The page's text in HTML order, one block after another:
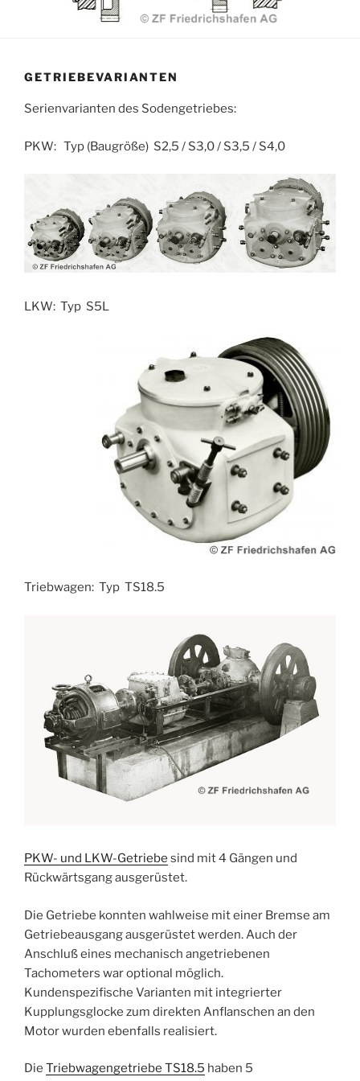
GETRIEBEVARIANTEN
Serienvarianten des Sodengetriebes:
PKW: Typ (Baugröße) S2,5 / S3,0 / S3,5 / S4,0
LKW: Typ S5L
Triebwagen: Typ TS18.5
PKW- und LKW-Getriebe sind mit 4 Gängen und
Rückwärtsgang ausgerüstet.
Die Getriebe konnten wahlweise mit einer Bremse am
Getriebeausgang ausgerüstet werden. Auch der
Anschluß eines mechanisch angetriebenen
Tachometers war optional möglich.
Kundenspezifische Varianten mit integrierter
Kupplungsglocke zum direkten Anflanschen an den
Motor wurden ebenfalls realisiert.
Die Triebwagengetriebe TS18.5 haben 5